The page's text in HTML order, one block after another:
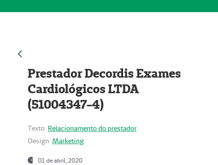
Prestador Decordis Exames
Cardiológicos LTDA
(51004347-4)
Texto: Relacionamento do prestador
Design: Marketing
01 de abril, 2020